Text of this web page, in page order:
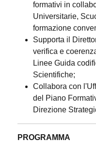
formativi in
Universitarie,
formazione
Supporta il
verifica e
Linee Guida
Scientifiche;
Collabora con
del Piano
Direzione
PROGRAMMA